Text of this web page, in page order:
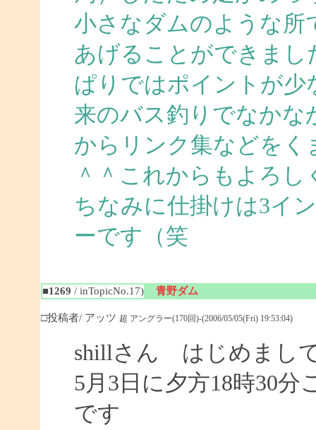
小さなダムのような所
あげることができま
ぱりではポイントが少
来のバス釣りでなかな
からリンク集などを
＾＾これからもよろ
ちなみに仕掛けは3イ
ーです（笑
■1269 / inTopicNo.17) 青野ダム
□投稿者/ アッツ 超 アングラー(170回)-(2006/05/05(Fri) 19:53:04)
shillさん はじめまし
5月3日に夕方18時30
です